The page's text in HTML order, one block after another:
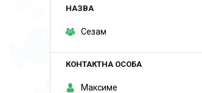
Сезам
Максиме